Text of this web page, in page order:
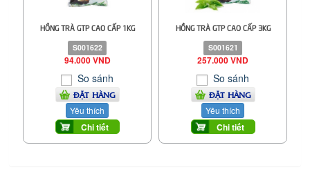
HỒNG TRÀ GTP CAO CẤP 1KG
S001622
94.000 VND
So sánh
ĐẶT HÀNG
Yêu thích
Chi tiết
HỒNG TRÀ GTP CAO CẤP 3KG
S001621
257.000 VND
So sánh
ĐẶT HÀNG
Yêu thích
Chi tiết